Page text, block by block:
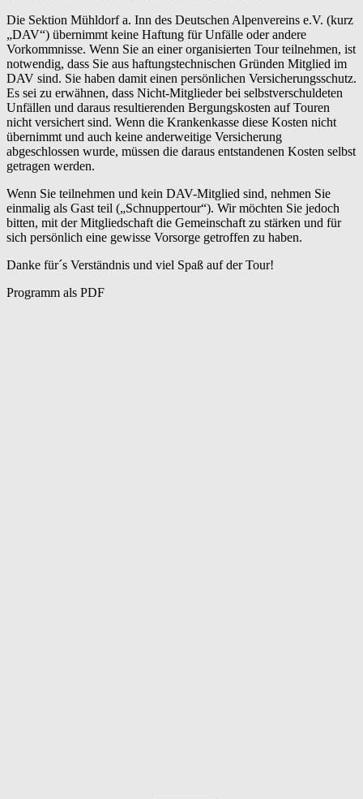
Die Sektion Mühldorf a. Inn des Deutschen Alpenvereins e.V. (kurz
„DAV“) übernimmt keine Haftung für Unfälle oder andere
Vorkommnisse. Wenn Sie an einer organisierten Tour teilnehmen, ist
notwendig, dass Sie aus haftungstechnischen Gründen Mitglied im
DAV sind. Sie haben damit einen persönlichen Versicherungsschutz.
Es sei zu erwähnen, dass Nicht-Mitglieder bei selbstverschuldeten
Unfällen und daraus resultierenden Bergungskosten auf Touren
nicht versichert sind. Wenn die Krankenkasse diese Kosten nicht
übernimmt und auch keine anderweitige Versicherung
abgeschlossen wurde, müssen die daraus entstandenen Kosten selbst
getragen werden.
Wenn Sie teilnehmen und kein DAV-Mitglied sind, nehmen Sie
einmalig als Gast teil („Schnuppertour“). Wir möchten Sie jedoch
bitten, mit der Mitgliedschaft die Gemeinschaft zu stärken und für
sich persönlich eine gewisse Vorsorge getroffen zu haben.
Danke für´s Verständnis und viel Spaß auf der Tour!
Programm als PDF